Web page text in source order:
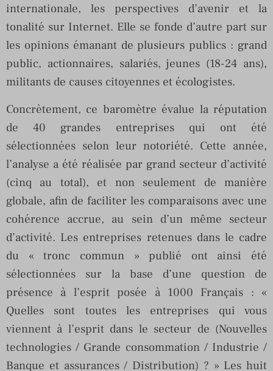
internationale, les perspectives d’avenir et la
tonalité sur Internet. Elle se fonde d’autre part sur
les opinions émanant de plusieurs publics : grand
public, actionnaires, salariés, jeunes (18-24 ans),
militants de causes citoyennes et écologistes.
Concrètement, ce baromètre évalue la réputation
de 40 grandes entreprises qui ont été
sélectionnées selon leur notoriété. Cette année,
l’analyse a été réalisée par grand secteur d’activité
(cinq au total), et non seulement de manière
globale, afin de faciliter les comparaisons avec une
cohérence accrue, au sein d’un même secteur
d’activité. Les entreprises retenues dans le cadre
du « tronc commun » publié ont ainsi été
sélectionnées sur la base d’une question de
présence à l’esprit posée à 1000 Français : «
Quelles sont toutes les entreprises qui vous
viennent à l’esprit dans le secteur de (Nouvelles
technologies / Grande consommation / Industrie /
Banque et assurances / Distribution) ? » Les huit